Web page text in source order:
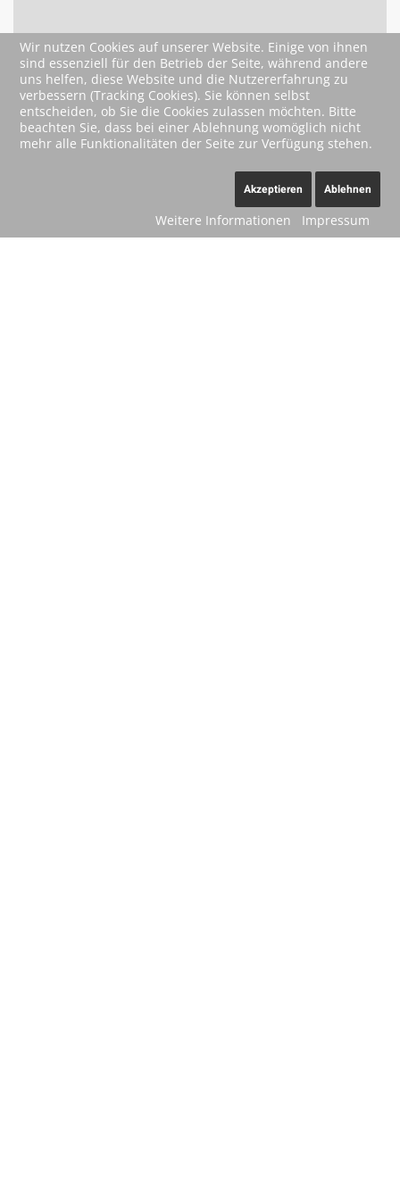
Wir nutzen Cookies auf unserer Website. Einige von ihnen
sind essenziell für den Betrieb der Seite, während andere
uns helfen, diese Website und die Nutzererfahrung zu
verbessern (Tracking Cookies). Sie können selbst
entscheiden, ob Sie die Cookies zulassen möchten. Bitte
beachten Sie, dass bei einer Ablehnung womöglich nicht
mehr alle Funktionalitäten der Seite zur Verfügung stehen.
Akzeptieren Ablehnen
Weitere Informationen Impressum